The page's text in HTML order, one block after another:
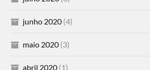
junho 2020 (4)
maio 2020 (3)
abril 2020 (1)